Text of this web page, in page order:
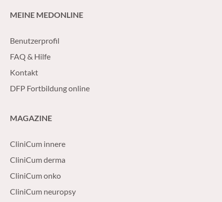
MEINE MEDONLINE
Benutzerprofil
FAQ & Hilfe
Kontakt
DFP Fortbildung online
MAGAZINE
CliniCum innere
CliniCum derma
CliniCum onko
CliniCum neuropsy